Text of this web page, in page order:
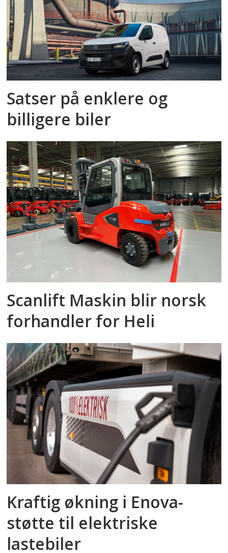
Satser på enklere og
billigere biler
Scanlift Maskin blir norsk
forhandler for Heli
Kraftig økning i Enova-
støtte til elektriske
lastebiler